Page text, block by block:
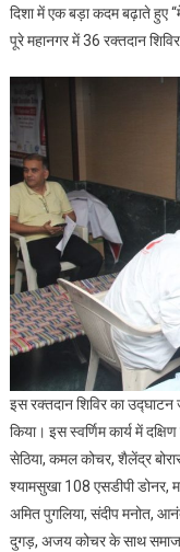
दिशा में एक बड़ा कदम बढ़ाते हुए
पूरे महानगर में 36 रक्तदान
इस रक्तदान शिविर का
किया। इस स्वर्णिम कार्य में
सेठिया, कमल कोचर, शैलेंद्र
श्यामसुखा 108 एसडीपी डोनर,
अमित पुगलिया, संदीप मनोत,
दुगड़, अजय कोचर के साथ समाज